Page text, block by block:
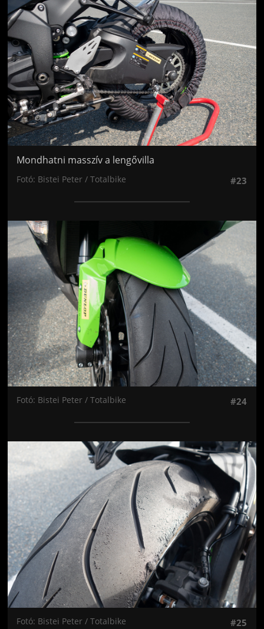
Mondhatni masszív a lengővilla
Fotó: Bistei Peter / Totalbike #23
Jön még kép!
Fotó: Bistei Peter / Totalbike #24
Jön még kép!
Fotó: Bistei Peter / Totalbike #25